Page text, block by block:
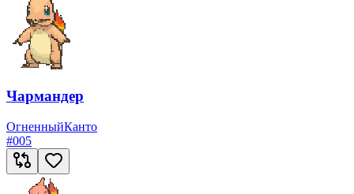
Чармандер
ОгненныйКанто
#005